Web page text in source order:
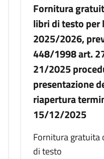
Fornitura
libri di testo per
2025/2026,
448/1998 art.
21/2025
presentazione
riapertura
15/12/2025
Fornitura gratuita
di testo